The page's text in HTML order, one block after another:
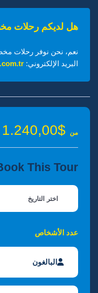
هل لديكم رحلات
نعم، نحن نوفر رحلات
البريد الإلكتروني:
من $1.240,00
This Tour
عدد الأشخاص
البالغون